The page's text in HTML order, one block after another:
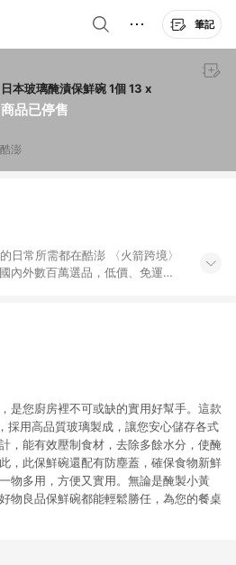
筆記
商品已停售
玻璃醃漬保鮮碗 1個 13 x
澎
常所需都在酷澎 〈火箭跨境〉
內外數百萬選品，低價、免運，
箭速配、火箭跨境優質選品不限金
是您廚房裡不可或缺的實用好幫手。這款
採用高品質玻璃製成，讓您安心儲存各式
，能有效壓制食材，去除多餘水分，使醃
，此保鮮碗還配有防塵蓋，確保食物新鮮
物多用，方便又實用。無論是醃製小黃
物良品保鮮碗都能輕鬆勝任，為您的餐桌